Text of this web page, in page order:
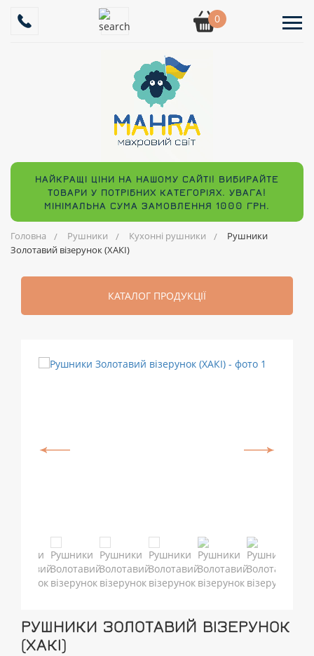
0
НАЙКРАЩІ ЦІНИ НА НАШОМУ САЙТІ! ВИБИРАЙТЕ
ТОВАРИ У ПОТРІБНИХ КАТЕГОРІЯХ. УВАГА!
МІНІМАЛЬНА СУМА ЗАМОВЛЕННЯ 1000 ГРН.
Головна Рушники Кухонні рушники
Рушники
Золотавий візерунок (ХАКІ)
КАТАЛОГ ПРОДУКЦІЇ
РУШНИКИ ЗОЛОТАВИЙ ВІЗЕРУНОК
(ХАКІ)